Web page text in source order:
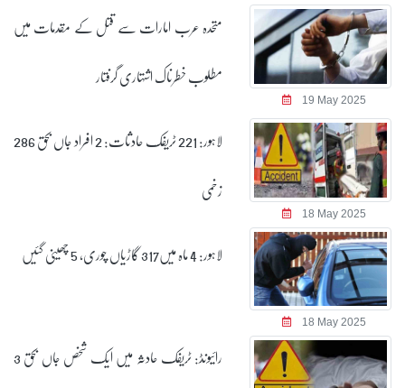
19 May 2025
متحدہ عرب امارات سے قتل کے مقدمات میں
مطلوب خطرناک اشتہاری گرفتار
18 May 2025
لاہور: 221 ٹریفک حادثات: 2 افراد جاں بحق 286
زخمی
18 May 2025
لاہور: 4 ماہ میں317 گاڑیاں چوری، 5 چھینی گئیں
رائیونڈ: ٹریفک حادثہ میں ایک شخص جاں بحق 3